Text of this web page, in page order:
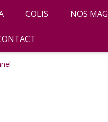
COLIS NOS